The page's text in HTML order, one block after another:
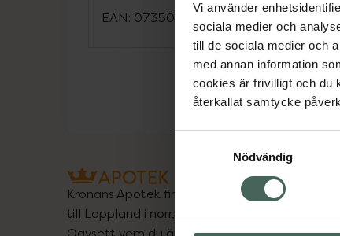
Vi använder
sociala medier och
till de sociala medier och
med annan information
cookies är frivilligt och du
återkallat samtycke
Nödvändig
EAN: 07350124337937
Kronans Apotek finns här för dig. Du hittar oss
till Lappland i norr, och online i mobilen och på
Oavsett vem du är så är det vårt uppdrag att